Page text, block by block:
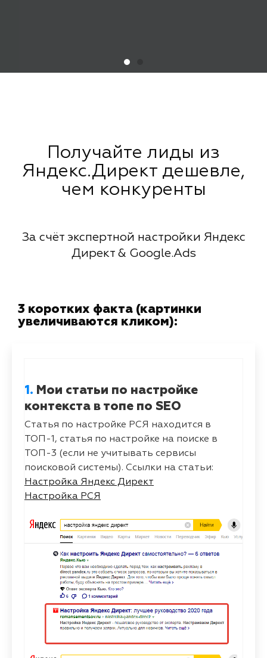
Получайте лиды из
Яндекс.Директ дешевле,
чем конкуренты
За счёт экспертной настройки Яндекс
Директ & Google.Ads
3 коротких факта (картинки
увеличиваются кликом):
1. Мои статьи по настройке
контекста в топе по SEO
Статья по настройке РСЯ находится в
ТОП-1, статья по настройке на поиске в
ТОП-3 (если не учитывать сервисы
поисковой системы). Ссылки на статьи:
Настройка Яндекс Директ
Настройка РСЯ